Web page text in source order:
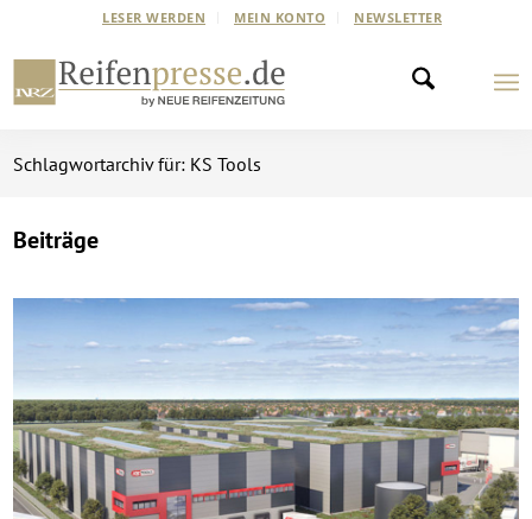
LESER WERDEN MEIN KONTO NEWSLETTER
Schlagwortarchiv für: KS Tools
Beiträge